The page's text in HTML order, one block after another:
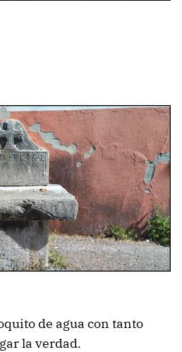
de agua con tanto
la verdad.